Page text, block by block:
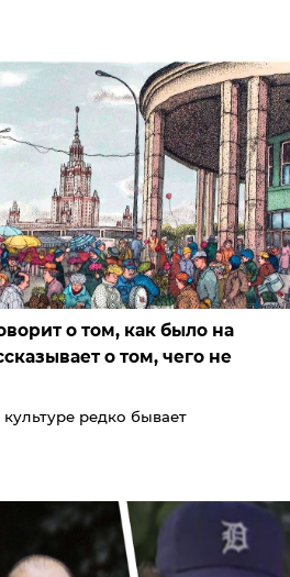
о том, как было на
о том, чего не
редко бывает